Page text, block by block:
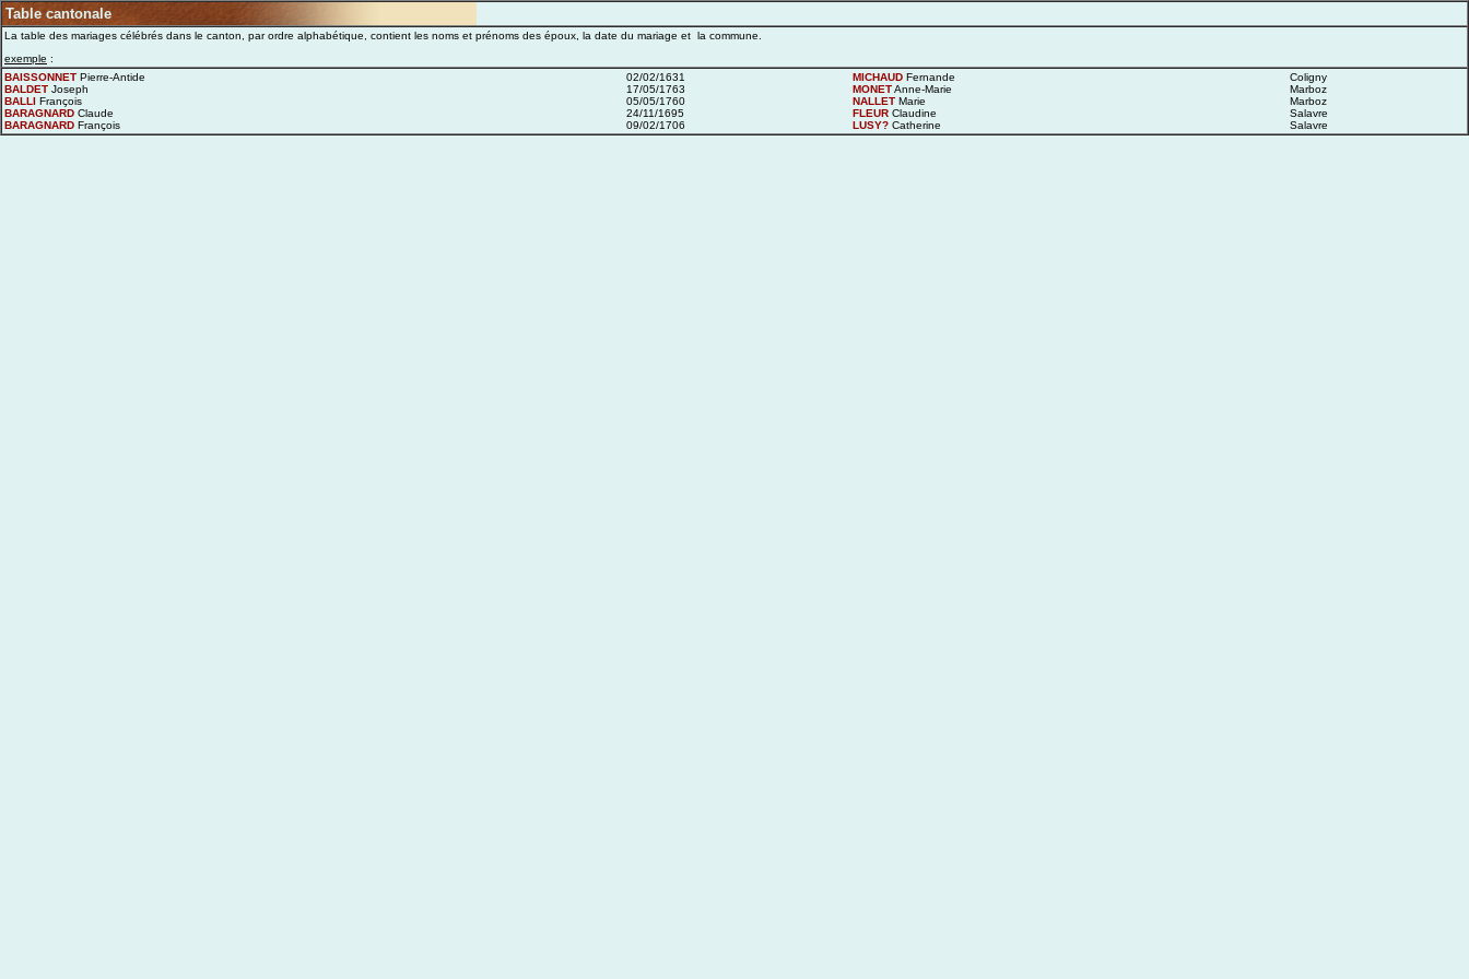
Table cantonale
La table des mariages célébrés dans le canton, par ordre alphabétique, contient les noms et prénoms des époux, la date du mariage et la commune.
exemple :
BAISSONNET Pierre-Antide 02/02/1631 MICHAUD Fernande
Coligny
BALDET Joseph 17/05/1763 MONETAnne-Marie
Marboz
BALLI François 05/05/1760 NALLET Marie
Marboz
BARAGNARD Claude 24/11/1695 FLEUR Claudine
Salavre
BARAGNARD François 09/02/1706 LUSY? Catherine Salavre